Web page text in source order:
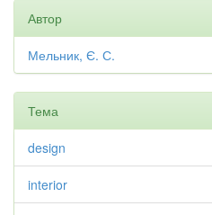
Автор
Мельник, Є. С.
Тема
design
interior